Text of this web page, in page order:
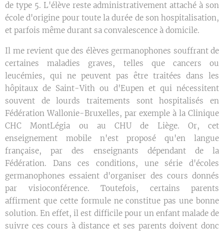
de type 5. L'élève reste administrativement attaché à son
école d'origine pour toute la durée de son hospitalisation,
et parfois même durant sa convalescence à domicile.
Il me revient que des élèves germanophones souffrant de
certaines maladies graves, telles que cancers ou
leucémies, qui ne peuvent pas être traitées dans les
hôpitaux de Saint-Vith ou d'Eupen et qui nécessitent
souvent de lourds traitements sont hospitalisés en
Fédération Wallonie-Bruxelles, par exemple à la Clinique
CHC MontLégia ou au CHU de Liège. Or, cet
enseignement mobile n'est proposé qu'en langue
française, par des enseignants dépendant de la
Fédération. Dans ces conditions, une série d'écoles
germanophones essaient d'organiser des cours donnés
par visioconférence. Toutefois, certains parents
affirment que cette formule ne constitue pas une bonne
solution. En effet, il est difficile pour un enfant malade de
suivre ces cours à distance et ses parents doivent donc